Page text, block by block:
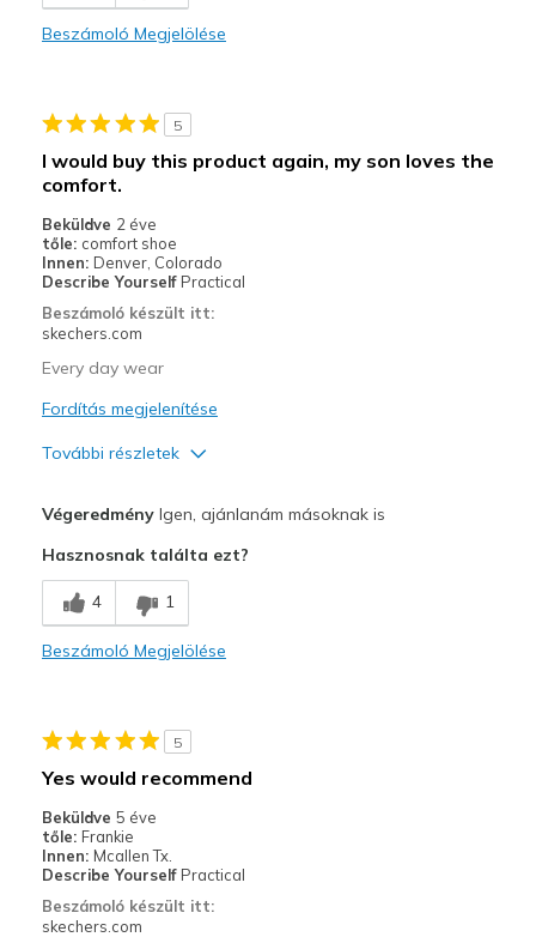
Width
Sizing
Feels true to size
Beszámoló Megjelölése
5
I would buy this product again, my son loves the
comfort.
Beküldve 2 éve
tőle: comfort shoe
Innen: Denver, Colorado
Describe Yourself Practical
Beszámoló készült itt:
skechers.com
Every day wear
Fordítás megjelenítése
További részletek
Breathe Well
Comfortable
Legjobb használat
Width
Sizing
Feels true to size
View On Shoes
Shoes are for Wearing
VégeredményIgen, ajánlanám másoknak is
Hasznosnak találta ezt?
4 1
Beszámoló Megjelölése
5
Yes would recommend
Beküldve 5 éve
tőle: Frankie
Innen: Mcallen Tx.
Describe Yourself Practical
Beszámoló készült itt:
skechers.com